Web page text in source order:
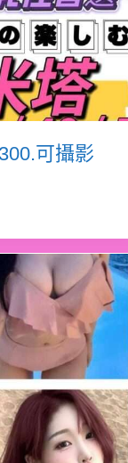
可攝影